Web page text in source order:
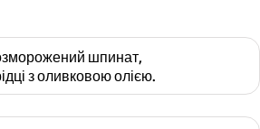
шпинат,
з оливковою олією.